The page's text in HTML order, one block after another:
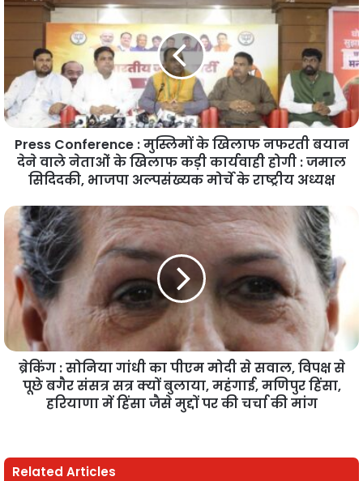
Press Conference : मुस्लिमों के खिलाफ नफरती बयान
देने वाले नेताओं के खिलाफ कड़ी कार्यवाही होगी : जमाल
सिदिदकी, भाजपा अल्पसंख्यक मोर्चे के राष्ट्रीय अध्यक्ष
ब्रेकिंग : सोनिया गांधी का पीएम मोदी से सवाल, विपक्ष से
पूछे बगैर संसत्र सत्र क्यों बुलाया, महंगाई, मणिपुर हिंसा,
हरियाणा में हिंसा जैसे मुद्दों पर की चर्चा की मांग
Related Articles